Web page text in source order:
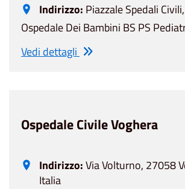
Indirizzo: Piazzale Spedali
Ospedale Dei Bambini BS PS
Vedi dettagli
Ospedale Civile Voghera
Indirizzo:Via Volturno, 27058
Italia